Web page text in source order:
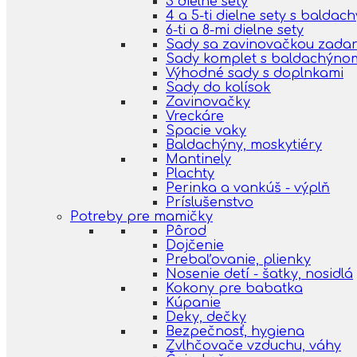
4 a 5-ti dielne sety s
6-ti a 8-mi dielne sety
Sady sa zavinovačkou
Sady komplet s
Výhodné sady s doplnkami
Sady do kolísok
Zavinovačky
Vreckáre
Spacie vaky
Baldachýny, moskytiéry
Mantinely
Plachty
Perinka a vankúš - výplň
Príslušenstvo
Potreby pre mamičky
Pôrod
Dojčenie
Prebaľovanie, plienky
Nosenie detí - šatky, nosidlá
Kokony pre babatka
Kúpanie
Deky, dečky
Bezpečnosť, hygiena
Zvlhčovače vzduchu, váhy